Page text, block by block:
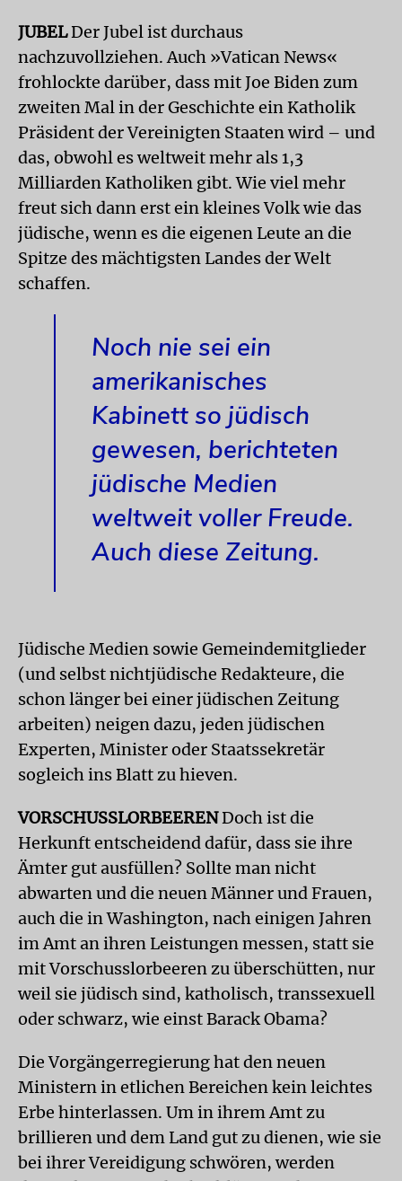
JUBELDer Jubel ist durchaus
nachzuvollziehen. Auch »Vatican News«
frohlockte darüber, dass mit Joe Biden zum
zweiten Mal in der Geschichte ein Katholik
Präsident der Vereinigten Staaten wird – und
das, obwohl es weltweit mehr als 1,3
Milliarden Katholiken gibt. Wie viel mehr
freut sich dann erst ein kleines Volk wie das
jüdische, wenn es die eigenen Leute an die
Spitze des mächtigsten Landes der Welt
schaffen.
Noch nie sei ein
amerikanisches
Kabinett so jüdisch
gewesen, berichteten
jüdische Medien
weltweit voller Freude.
Auch diese Zeitung.
Jüdische Medien sowie Gemeindemitglieder
(und selbst nichtjüdische Redakteure, die
schon länger bei einer jüdischen Zeitung
arbeiten) neigen dazu, jeden jüdischen
Experten, Minister oder Staatssekretär
sogleich ins Blatt zu hieven.
VORSCHUSSLORBEERENDoch ist die
Herkunft entscheidend dafür, dass sie ihre
Ämter gut ausfüllen? Sollte man nicht
abwarten und die neuen Männer und Frauen,
auch die in Washington, nach einigen Jahren
im Amt an ihren Leistungen messen, statt sie
mit Vorschusslorbeeren zu überschütten, nur
weil sie jüdisch sind, katholisch, transsexuell
oder schwarz, wie einst Barack Obama?
Die Vorgängerregierung hat den neuen
Ministern in etlichen Bereichen kein leichtes
Erbe hinterlassen. Um in ihrem Amt zu
brillieren und dem Land gut zu dienen, wie sie
bei ihrer Vereidigung schwören, werden